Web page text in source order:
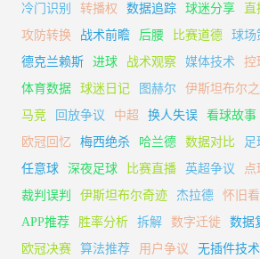
冷门识别
转播权 数据追踪 球迷分享 直
攻防转换
战术前瞻 后腰 比赛道德 球场
德克兰赖斯
进球 战术观察 媒体技术 控
体育数据
球迷日记 图赫尔 伊斯坦布尔
马竞
回放争议 中超 换人失误 看球故事
欧冠回忆
梅西绝杀 哈兰德 数据对比 足
任意球
深夜足球 比赛直播 英超争议 点
裁判误判
伊斯坦布尔奇迹 杰拉德 怀旧
APP推荐
胜率分析 拆解 数字迁徙 数据
欧冠决赛
算法推荐 用户争议 无插件技术